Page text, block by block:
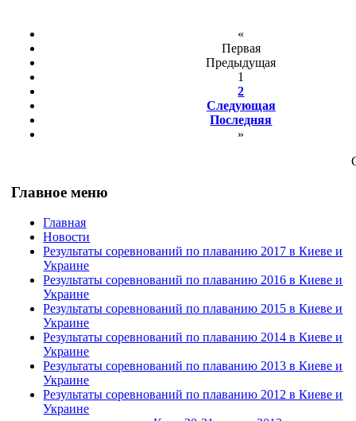
«
Первая
Предыдущая
1
2
Следующая
Последняя
»
Главное меню
Главная
Новости
Результаты соревнований по плаванию 2017 в Киеве и
Украине
Результаты соревнований по плаванию 2016 в Киеве и
Украине
Результаты соревнований по плаванию 2015 в Киеве и
Украине
Результаты соревнований по плаванию 2014 в Киеве и
Украине
Результаты соревнований по плаванию 2013 в Киеве и
Украине
Результаты соревнований по плаванию 2012 в Киеве и
Украине